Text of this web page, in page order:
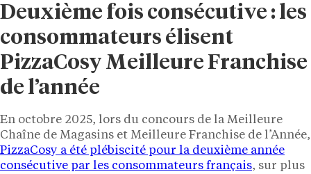
Deuxième fois consécutive : les
consommateurs élisent
PizzaCosy Meilleure Franchise
de l’année
En octobre 2025, lors du concours de la Meilleure
Chaîne de Magasins et Meilleure Franchise de l’Année,
PizzaCosy a été plébiscité pour la deuxième année
consécutive par les consommateurs français, sur plus